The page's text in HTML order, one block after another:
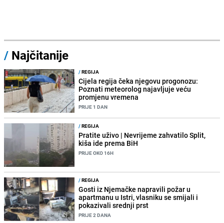
/ Najčitanije
/REGIJA
Cijela regija čeka njegovu progonozu:
Poznati meteorolog najavljuje veću
promjenu vremena
PRIJE 1 DAN
/REGIJA
Pratite uživo | Nevrijeme zahvatilo Split,
kiša ide prema BiH
PRIJE OKO 16H
/REGIJA
Gosti iz Njemačke napravili požar u
apartmanu u Istri, vlasniku se smijali i
pokazivali srednji prst
PRIJE 2 DANA